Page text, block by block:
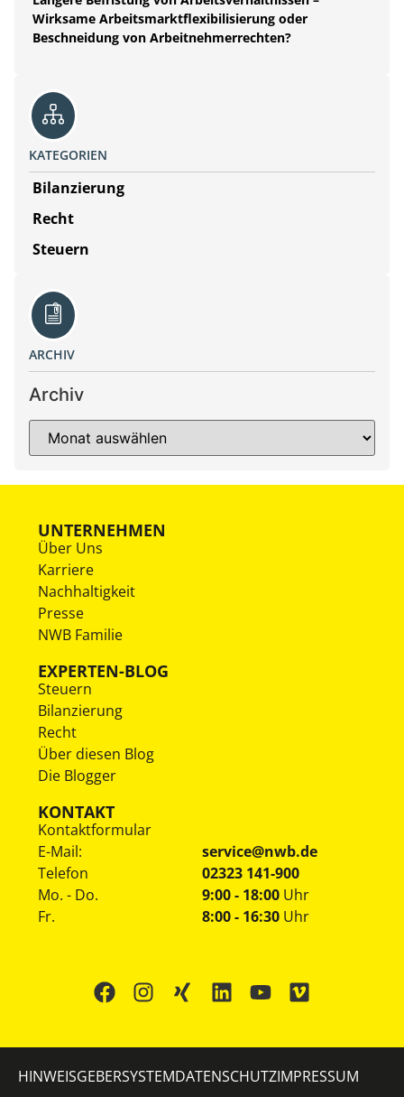
Wirksame Arbeitsmarktflexibilisierung oder
Beschneidung von Arbeitnehmerrechten?
KATEGORIEN
Bilanzierung
Recht
Steuern
ARCHIV
Archiv
UNTERNEHMEN
Über Uns
Karriere
Nachhaltigkeit
Presse
NWB Familie
EXPERTEN-BLOG
Steuern
Bilanzierung
Recht
Über diesen Blog
Die Blogger
KONTAKT
Kontaktformular
E-Mail:
service@nwb.de
Telefon
02323 141-900
Mo. - Do.
Fr.
9:00 - 18:00 Uhr
8:00 - 16:30 Uhr
HINWEISGEBERSYSTEMDATENSCHUTZIMPRESSUM